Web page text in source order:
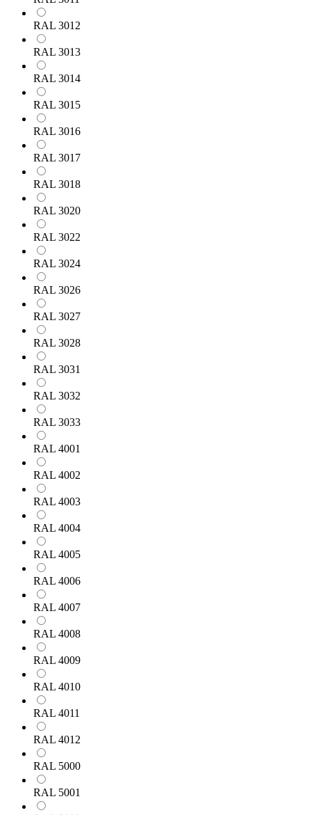
RAL 3012
RAL 3013
RAL 3014
RAL 3015
RAL 3016
RAL 3017
RAL 3018
RAL 3020
RAL 3022
RAL 3024
RAL 3026
RAL 3027
RAL 3028
RAL 3031
RAL 3032
RAL 3033
RAL 4001
RAL 4002
RAL 4003
RAL 4004
RAL 4005
RAL 4006
RAL 4007
RAL 4008
RAL 4009
RAL 4010
RAL 4011
RAL 4012
RAL 5000
RAL 5001